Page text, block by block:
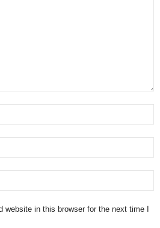
website in this browser for the next time I